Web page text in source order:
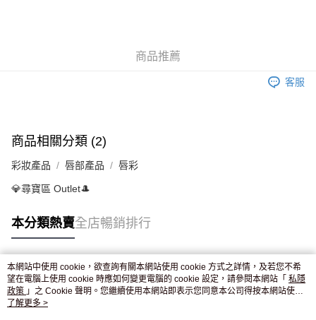
付款後門市自取，訂單確認後2-4個工作天到店，7天內取。逾期後
商品推薦
客服
商品相關分類 (2)
彩妝產品 唇部產品 唇彩
💎尋寶區 Outlet🎩
本分類熱賣全店暢銷排行
熱門標籤
熱銷排行
本網站中使用 cookie，欲查詢有關本網站使用 cookie 方式之詳情，及若您不希
望在電腦上使用 cookie 時應如何變更電腦的 cookie 設定，請參閱本網站「 私隱
政策 」之 Cookie 聲明。您繼續使用本網站即表示您同意本公司得按本網站使用
條款之 Cookie 聲明使用 cookie。
了解更多 >